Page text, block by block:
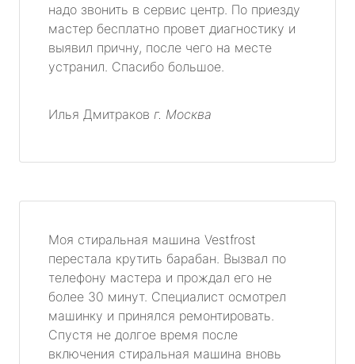
надо звонить в сервис центр. По приезду
мастер бесплатно провет диагностику и
выявил причну, после чего на месте
устранил. Спасибо большое.
Илья Дмитраков г. Москва
Моя стиральная машина Vestfrost
перестала крутить барабан. Вызвал по
телефону мастера и прождал его не
более 30 минут. Специалист осмотрел
машинку и принялся ремонтировать.
Спустя не долгое время после
включения стиральная машина вновь